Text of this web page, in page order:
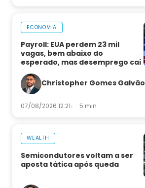
ECONOMIA
Payroll: EUA perdem 23 mil
vagas, bem abaixo do
esperado, mas desemprego cai
Christopher Gomes Galvão
07/08/2026 12:21 5 min
WEALTH
Semicondutores voltam a ser
aposta tática após queda